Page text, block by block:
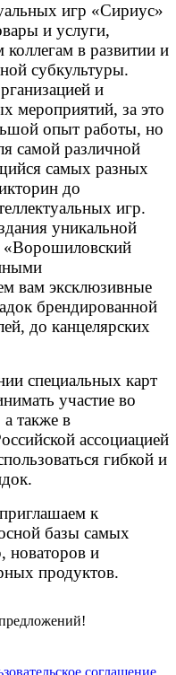
игр «Сириус»
и услуги,
в развитии и
субкультуры.
и
мероприятий, за это
опыт работы, но
самой различной
самых разных
до
игр.
уникальной
«Ворошиловский
вам эксклюзивные
брендированной
до канцелярских
специальных карт
участие во
также в
ассоциацией
гибкой и
к
базы самых
новаторов и
продуктов.